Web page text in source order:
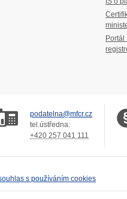
Portál
podatelna@mfcr.cz
tel.ústředna:
+420 257 041 111
s používáním cookies